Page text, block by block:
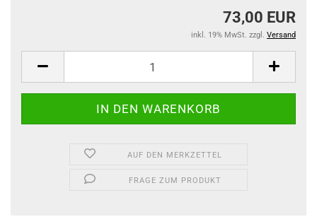
73,00 EUR
inkl. 19% MwSt. zzgl. Versand
AUF DEN MERKZETTEL
FRAGE ZUM PRODUKT